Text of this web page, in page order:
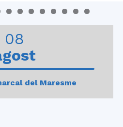
Maresme
0 1 2 3 4
08
del Maresme